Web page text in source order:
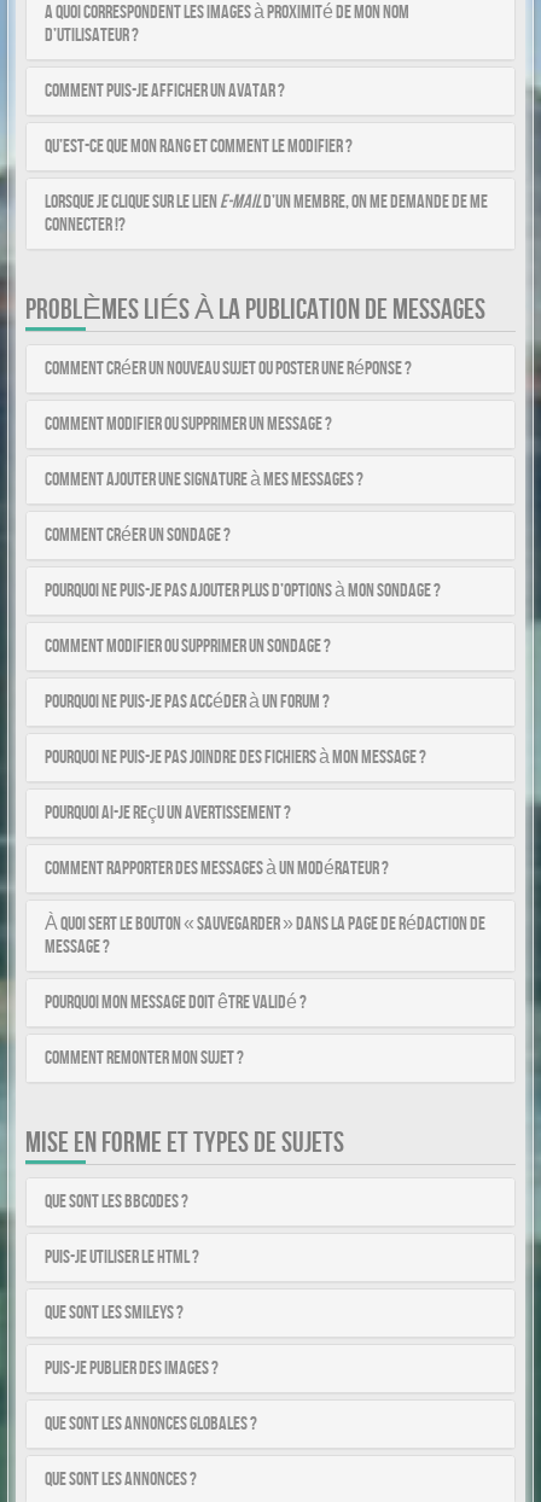
A quoi correspondent les images à proximité de mon nom
d’utilisateur ?
Comment puis-je afficher un avatar ?
Qu’est-ce que mon rang et comment le modifier ?
Lorsque je clique sur le liene-maild’un membre, on me demande de me
connecter !?
PROBLÈMES LIÉS À LA PUBLICATION DE MESSAGES
Comment créer un nouveau sujet ou poster une réponse ?
Comment modifier ou supprimer un message ?
Comment ajouter une signature à mes messages ?
Comment créer un sondage ?
Pourquoi ne puis-je pas ajouter plus d’options à mon sondage ?
Comment modifier ou supprimer un sondage ?
Pourquoi ne puis-je pas accéder à un forum ?
Pourquoi ne puis-je pas joindre des fichiers à mon message ?
Pourquoi ai-je reçu un avertissement ?
Comment rapporter des messages à un modérateur ?
À quoi sert le bouton « Sauvegarder » dans la page de rédaction de
message ?
Pourquoi mon message doit être validé ?
Comment remonter mon sujet ?
MISE EN FORME ET TYPES DE SUJETS
Que sont les BBCodes ?
Puis-je utiliser le HTML ?
Que sont les smileys ?
Puis-je publier des images ?
Que sont les annonces globales ?
Que sont les annonces ?